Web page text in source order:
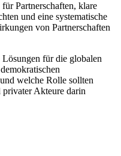
Partnerschaften, klare
und eine systematische
von Partnerschaften
für die globalen
welche Rolle sollten
Akteure darin